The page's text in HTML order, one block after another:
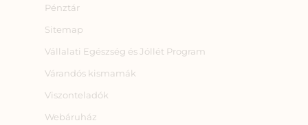
Pénztár
Sitemap
Vállalati Egészség és Jóllét Program
Várandós kismamák
Viszonteladók
Webáruház